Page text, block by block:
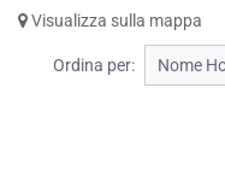
Visualizza sulla mappa
Ordina per: Nome